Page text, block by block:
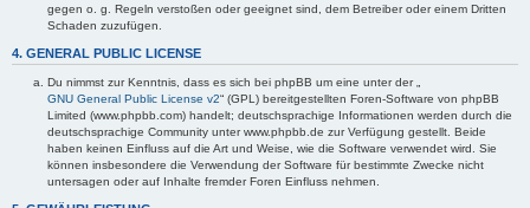
gegen o. g. Regeln verstoßen oder geeignet sind, dem Betreiber oder einem Dritten
Schaden zuzufügen.
4. GENERAL PUBLIC LICENSE
Du nimmst zur Kenntnis, dass es sich bei phpBB um eine unter der „
GNU General Public License v2“ (GPL) bereitgestellten Foren-Software von phpBB
Limited (www.phpbb.com) handelt; deutschsprachige Informationen werden durch die
deutschsprachige Community unter www.phpbb.de zur Verfügung gestellt. Beide
haben keinen Einfluss auf die Art und Weise, wie die Software verwendet wird. Sie
können insbesondere die Verwendung der Software für bestimmte Zwecke nicht
untersagen oder auf Inhalte fremder Foren Einfluss nehmen.